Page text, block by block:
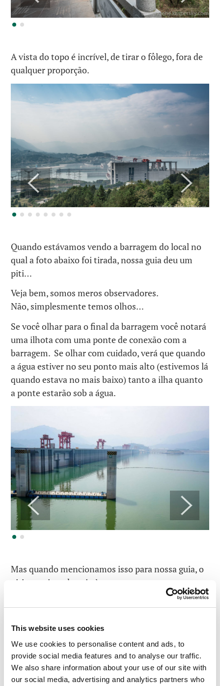
This website uses cookies
We use cookies to personalise content and ads, to
provide social media features and to analyse our traffic.
We also share information about your use of our site with
our social media, advertising and analytics partners who
A vista do topo é incrível, de tirar o fôlego, fora de
qualquer proporção.
Quando estávamos vendo a barragem do local no
qual a foto abaixo foi tirada, nossa guia deu um
piti…
Veja bem, somos meros observadores.
Não, simplesmente temos olhos…
Se você olhar para o final da barragem você notará
uma ilhota com uma ponte de conexão com a
barragem. Se olhar com cuidado, verá que quando
a água estiver no seu ponto mais alto (estivemos lá
quando estava no mais baixo) tanto a ilha quanto
a ponte estarão sob a água.
Mas quando mencionamos isso para nossa guia, o
piti mencionado veio à tona.
Ela ficou bem agitada e insistiu que “nada nunca
altura e que tudo está bem”!
Mas e esse pôster na saída?